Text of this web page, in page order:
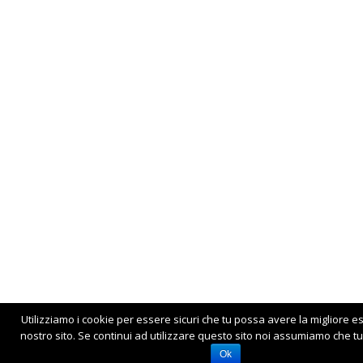
Utilizziamo i cookie per essere sicuri che tu possa avere la migliore
nostro sito. Se continui ad utilizzare questo sito noi assumiamo che
Ok